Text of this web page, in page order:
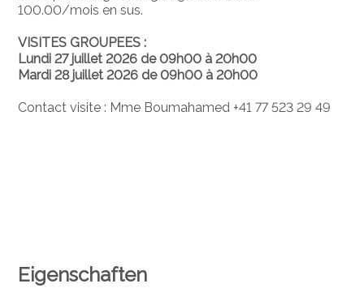
100.00/mois en sus.
VISITES GROUPEES :
Lundi 27 juillet 2026 de 09h00 à 20h00
Mardi 28 juillet 2026 de 09h00 à 20h00
Contact visite : Mme Boumahamed +41 77 523 29 49
Eigenschaften